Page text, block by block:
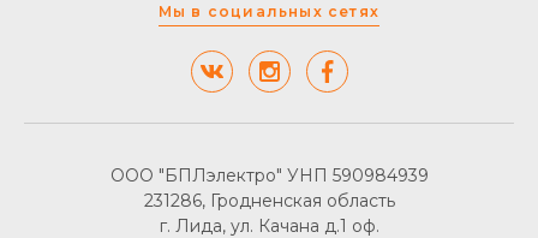
Мы в социальных сетях
ООО "БПЛэлектро" УНП 590984939
231286, Гродненская область
г. Лида, ул. Качана д.1 оф.